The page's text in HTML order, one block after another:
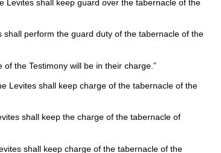
Levites shall keep guard over the tabernacle of the
perform the guard duty of the tabernacle of the
the Testimony will be in their charge.”
Levites shall keep charge of the tabernacle of the
shall keep the charge of the tabernacle of
shall keep charge of the tabernacle of the